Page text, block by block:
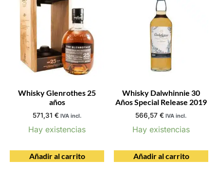
Whisky Glenrothes 25
años
571,31 € IVA incl.
Hay existencias
Añadir al carrito
Whisky Dalwhinnie 30
Años Special Release 2019
566,57 € IVA incl.
Hay existencias
Añadir al carrito